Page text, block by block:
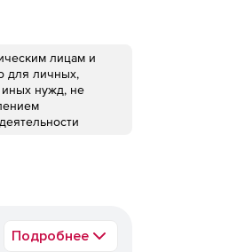
лицам и
для личных,
нужд, не
Подробнее